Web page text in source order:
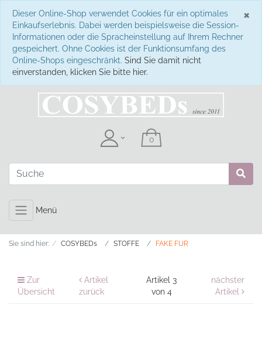
×
Dieser Online-Shop verwendet Cookies für ein optimales
Einkaufserlebnis. Dabei werden beispielsweise die Session-
Informationen oder die Spracheinstellung auf Ihrem Rechner
gespeichert. Ohne Cookies ist der Funktionsumfang des
Online-Shops eingeschränkt. Sind Sie damit nicht
einverstanden, klicken Sie bitte hier.
Menü
Sie sind hier: COSYBEDs STOFFE FAKE FUR
Zur
Übersicht
Artikel
zurück
Artikel 3
von 4
nächster
Artikel